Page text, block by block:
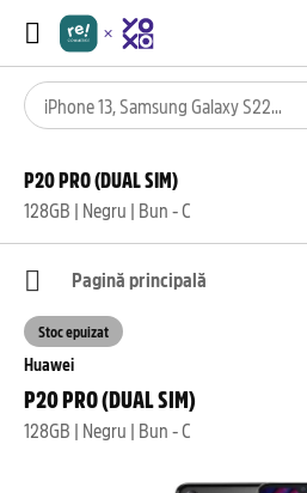
P20 PRO (DUAL SIM)
128GB | Negru | Bun - C
Pagină principală
Huawei
P20 PRO (DUAL SIM)
128GB | Negru | Bun - C
Stoc epuizat